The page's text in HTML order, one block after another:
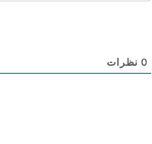
0 نظرات